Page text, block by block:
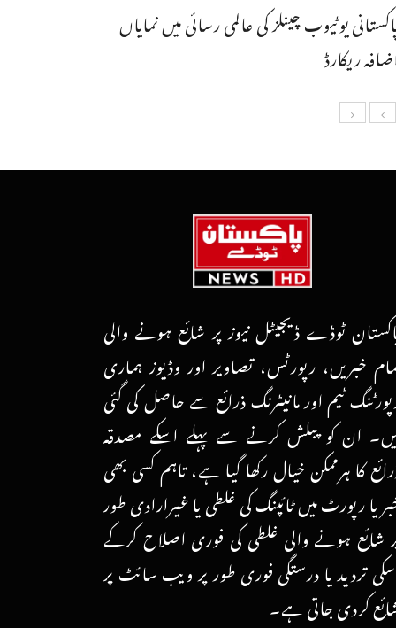
یوٹیوب چینلز کی عالمی رسائی میں نمایاں
ریکارڈ
ٹوڈے ڈیجیٹل نیوز پر شائع ہونے والی
خبریں، رپورٹس، تصاویر اور وڈیوز ہماری
ٹیم اور مانیٹرنگ ذرائع سے حاصل کی گئی
ان کو پبلش کرنے سے پہلے اسکے مصدقہ
کا ہرممکن خیال رکھا گیا ہے، تاہم کسی بھی
یا رپورٹ میں ٹائپنگ کی غلطی یا غیرارادی طور
شائع ہونے والی غلطی کی فوری اصلاح کرکے
تردید یا درستگی فوری طور پر ویب سائٹ پر
کردی جاتی ہے۔